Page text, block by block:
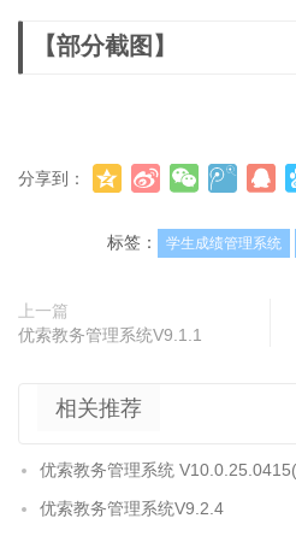
【部分截图】
分享到：
标签： 学生成绩管理系统
上一篇
优索教务管理系统V9.1.1
相关推荐
优索教务管理系统
优索教务管理系统V9.2.4